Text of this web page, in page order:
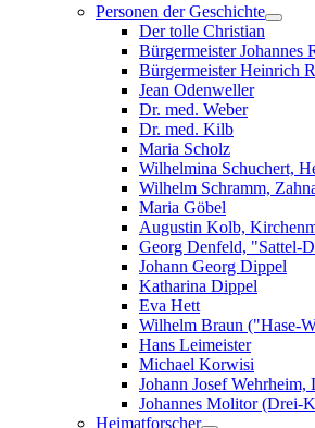
Personen der Geschichte
Der tolle Christian
Bürgermeister Johannes
Bürgermeister Heinrich
Jean Odenweller
Dr. med. Weber
Dr. med. Kilb
Maria Scholz
Wilhelmina Schuchert,
Wilhelm Schramm,
Maria Göbel
Augustin Kolb,
Georg Denfeld, "Sattel-
Johann Georg Dippel
Katharina Dippel
Eva Hett
Wilhelm Braun ("Hase-
Hans Leimeister
Michael Korwisi
Johann Josef Wehrheim,
Johannes Molitor (Drei-
Heimatforscher